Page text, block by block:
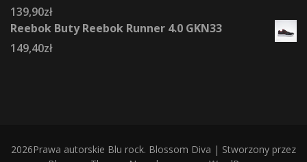
139,90zł
Reebok Buty Reebok Runner 4.0 GKN33
149,40zł
2026Prawa autorskie Blu rock. Blossom Diva | Stworzony przez